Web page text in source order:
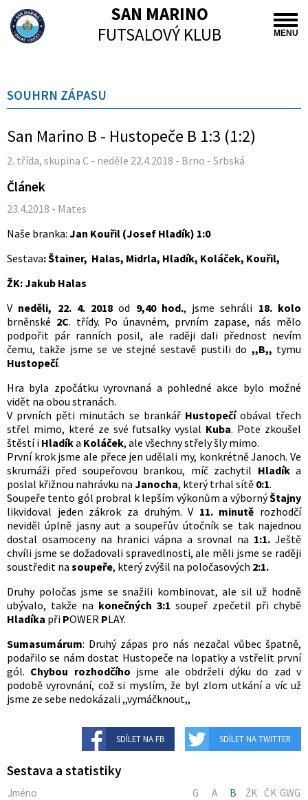
MENU
SAN MARINO
FUTSALOVÝ KLUB
SOUHRN ZÁPASU
San Marino B - Hustopeče B 1:3 (1:2)
2. třída, skupina C - neděle 22.4.2018 - Brno - Srbská
Článek
23.4.2018 - Mates
Naše branka: Jan Kouřil (Josef Hladík) 1:0
Sestava: Štainer, Halas, Midrla, Hladík, Koláček, Kouřil,
ŽK: Jakub Halas
V neděli, 22. 4. 2018od 9,40 hod., jsme sehráli 18. kolo
brněnské 2C. třídy. Po únavném, prvním zapase, nás mělo
podpořit pár ranních posil, ale raději dali přednost nevím
čemu, takže jsme se ve stejné sestavě pustili do ,,B,, tymu
Hustopečí.
Hra byla zpočátku vyrovnaná a pohledné akce bylo možné
vidět na obou stranách.
V prvních pěti minutách se brankář Hustopečíobával třech
střel mimo, které ze své futsalky vyslal Kuba. Pote zkoušel
štěstí i Hladíka Koláček, ale všechny střely šly mimo.
První krok jsme ale přece jen udělali my, konkrétně Janoch. Ve
skrumáži před soupeřovou brankou, míč zachytil Hladíka
poslal křižnou nahrávku na Janocha, který trhal sítě 0:1.
Soupeře tento gól probral k lepším výkonům a výbornýŠtajny
likvidoval jeden zákrok za druhým. V 11. minutě rozhodčí
neviděl úplně jasny aut a soupeřův útočník se tak najednou
dostal osamoceny na hranici vápna a srovnal na 1:1. Ještě
chvíli jsme se dožadovali spravedlnosti, ale měli jsme se raději
soustředit na soupeře, který zvýšil na poločasových 2:1.
Druhy poločas jsme se snažili kombinovat, ale sil už hodně
ubývalo, takže na konečných 3:1 soupeř zpečetil při chybě
Hladíka při POWER PLAY.
Sumasumárum: Druhý zápas pro nás nezačal vůbec špatně,
podařilo se nám dostat Hustopeče na lopatky a vstřelit první
gól. Chybou rozhodčího jsme ale obdrželi dýku do zad v
podobě vyrovnání, což si myslím, že byl zlom utkání a víc už
jsme ze sebe nedokázali ,,vymáčknout,,
SDÍLET NA FB SDÍLET NA TWITTER
Sestava a statistiky
Jméno G A B ŽK ČK GWG